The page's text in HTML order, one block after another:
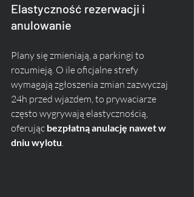
Elastyczność rezerwacji i
anulowanie
Plany się zmieniają, a parkingi to
rozumieją. O ile oficjalne strefy
wymagają zgłoszenia zmian zazwyczaj
24h przed wjazdem, to prywaciarze
często wygrywają elastycznością,
oferując bezpłatną anulację nawet w
dniu wylotu